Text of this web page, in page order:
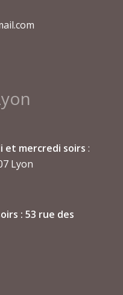
et mercredi soirs :
Lyon
: 53 rue des